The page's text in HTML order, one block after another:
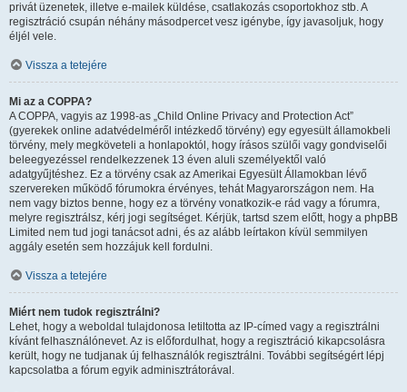
privát üzenetek, illetve e-mailek küldése, csatlakozás csoportokhoz stb. A
regisztráció csupán néhány másodpercet vesz igénybe, így javasoljuk, hogy
éljél vele.
Vissza a tetejére
Mi az a COPPA?
A COPPA, vagyis az 1998-as „Child Online Privacy and Protection Act”
(gyerekek online adatvédelméről intézkedő törvény) egy egyesült államokbeli
törvény, mely megköveteli a honlapoktól, hogy írásos szülői vagy gondviselői
beleegyezéssel rendelkezzenek 13 éven aluli személyektől való
adatgyűjtéshez. Ez a törvény csak az Amerikai Egyesült Államokban lévő
szervereken működő fórumokra érvényes, tehát Magyarországon nem. Ha
nem vagy biztos benne, hogy ez a törvény vonatkozik-e rád vagy a fórumra,
melyre regisztrálsz, kérj jogi segítséget. Kérjük, tartsd szem előtt, hogy a phpBB
Limited nem tud jogi tanácsot adni, és az alább leírtakon kívül semmilyen
aggály esetén sem hozzájuk kell fordulni.
Vissza a tetejére
Miért nem tudok regisztrálni?
Lehet, hogy a weboldal tulajdonosa letiltotta az IP-címed vagy a regisztrálni
kívánt felhasználónevet. Az is előfordulhat, hogy a regisztráció kikapcsolásra
került, hogy ne tudjanak új felhasználók regisztrálni. További segítségért lépj
kapcsolatba a fórum egyik adminisztrátorával.